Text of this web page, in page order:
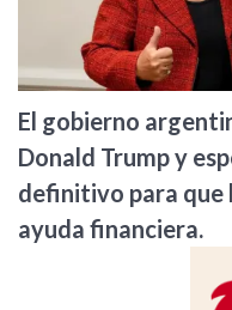
El gobierno
Donald Trump y
definitivo para que
ayuda financiera.